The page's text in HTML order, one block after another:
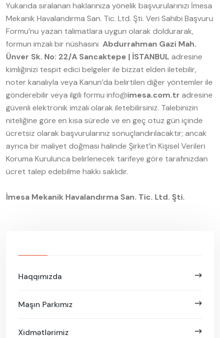
Yukarıda sıralanan haklarınıza yönelik başvurularınızı İmesa
Mekanik Havalandırma San. Tic. Ltd. Şti. Veri Sahibi Başvuru
Formu’nu yazan talimatlara uygun olarak doldurarak,
formun imzalı bir nüshasını Abdurrahman Gazi Mah.
Ünver Sk. No: 22/A Sancaktepe | İSTANBUL adresine
kimliğinizi tespit edici belgeler ile bizzat elden iletebilir,
noter kanalıyla veya Kanun’da belirtilen diğer yöntemler ile
gönderebilir veya ilgili formu info@imesa.com.tr adresine
güvenli elektronik imzalı olarak iletebilirsiniz. Talebinizin
niteliğine göre en kısa sürede ve en geç otuz gün içinde
ücretsiz olarak başvurularınız sonuçlandırılacaktır; ancak
ayrıca bir maliyet doğması halinde Şirket’in Kişisel Verileri
Koruma Kurulunca belirlenecek tarifeye göre tarafınızdan
ücret talep edebilme hakkı saklıdır.
İmesa Mekanik Havalandırma San. Tic. Ltd. Şti.
Haqqımızda
Maşın Parkımız
Xidmətlərimiz